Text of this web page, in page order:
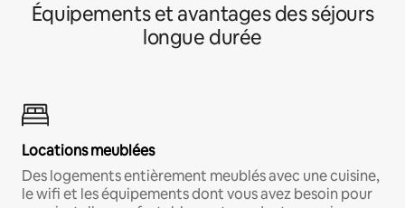
Équipements et avantages des séjours
longue durée
Locations meublées
Des logements entièrement meublés avec une cuisine,
le wifi et les équipements dont vous avez besoin pour